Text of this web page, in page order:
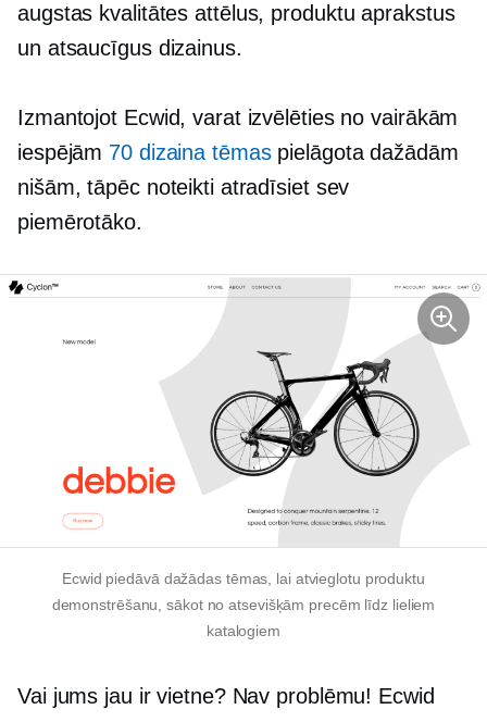
augstas kvalitātes attēlus, produktu aprakstus
un atsaucīgus dizainus.
Izmantojot Ecwid, varat izvēlēties no vairākām
iespējām 70 dizaina tēmaspielāgota dažādām
nišām, tāpēc noteikti atradīsiet sev
piemērotāko.
Ecwid piedāvā dažādas tēmas, lai atvieglotu produktu
demonstrēšanu, sākot no atsevišķām precēm līdz lieliem
katalogiem
Vai jums jau ir vietne? Nav problēmu! Ecwid